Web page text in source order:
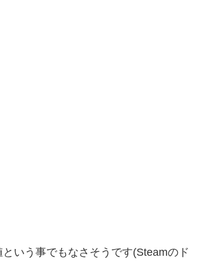
いう事でもなさそうです(Steamのド